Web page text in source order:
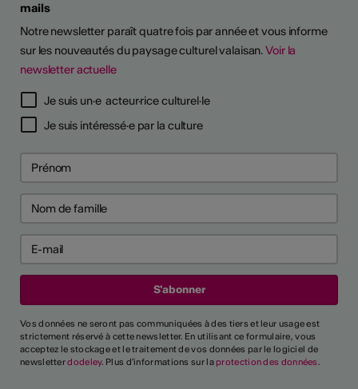
mails
Notre newsletter paraît quatre fois par année et vous informe
sur les nouveautés du paysage culturel valaisan.Voir la
newsletter actuelle
Je suis un·e acteur·rice culturel·le
Je suis intéressé·e par la culture
Vos données ne seront pas communiquées à des tiers et leur usage est
strictement réservé à cette newsletter. En utilisant ce formulaire, vous
acceptez le stockage et le traitement de vos données par le logiciel de
newsletterdodeley. Plus d'informations sur la protection des données.